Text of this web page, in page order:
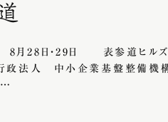
29日 表参道ヒルズ
人 中小企業基盤整備機構
…